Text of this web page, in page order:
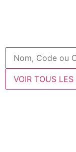
VOIR TOUS